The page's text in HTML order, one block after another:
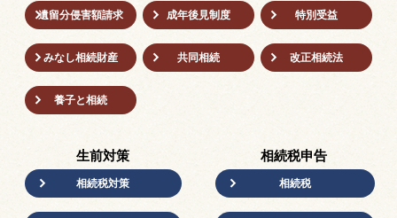
遺留分侵害額請求 成年後⾒制度 特別受益
みなし相続財産 共同相続 改正相続法
養子と相続
生前対策
相続税対策
相続税申告
相続税